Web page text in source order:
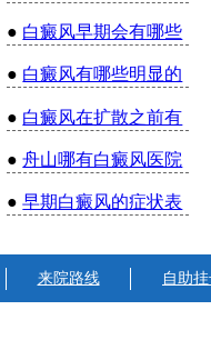
● 白癜风早期会有哪些
● 白癜风有哪些明显的
● 白癜风在扩散之前有
●舟山哪有白癜风医院
●早期白癜风的症状表
来院路线 自助